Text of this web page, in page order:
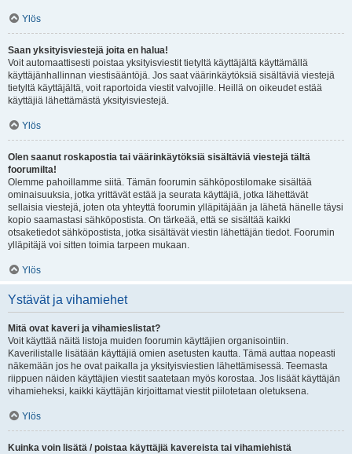
Ylös
Saan yksityisviestejä joita en halua!
Voit automaattisesti poistaa yksityisviestit tietyltä käyttäjältä käyttämällä
käyttäjänhallinnan viestisääntöjä. Jos saat väärinkäytöksiä sisältäviä viestejä
tietyltä käyttäjältä, voit raportoida viestit valvojille. Heillä on oikeudet estää
käyttäjiä lähettämästä yksityisviestejä.
Ylös
Olen saanut roskapostia tai väärinkäytöksiä sisältäviä viestejä tältä
foorumilta!
Olemme pahoillamme siitä. Tämän foorumin sähköpostilomake sisältää
ominaisuuksia, jotka yrittävät estää ja seurata käyttäjiä, jotka lähettävät
sellaisia viestejä, joten ota yhteyttä foorumin ylläpitäjään ja lähetä hänelle täysi
kopio saamastasi sähköpostista. On tärkeää, että se sisältää kaikki
otsaketiedot sähköpostista, jotka sisältävät viestin lähettäjän tiedot. Foorumin
ylläpitäjä voi sitten toimia tarpeen mukaan.
Ylös
Ystävät ja vihamiehet
Mitä ovat kaveri ja vihamieslistat?
Voit käyttää näitä listoja muiden foorumin käyttäjien organisointiin.
Kaverilistalle lisätään käyttäjiä omien asetusten kautta. Tämä auttaa nopeasti
näkemään jos he ovat paikalla ja yksityisviestien lähettämisessä. Teemasta
riippuen näiden käyttäjien viestit saatetaan myös korostaa. Jos lisäät käyttäjän
vihamieheksi, kaikki käyttäjän kirjoittamat viestit piilotetaan oletuksena.
Ylös
Kuinka voin lisätä / poistaa käyttäjiä kavereista tai vihamiehistä